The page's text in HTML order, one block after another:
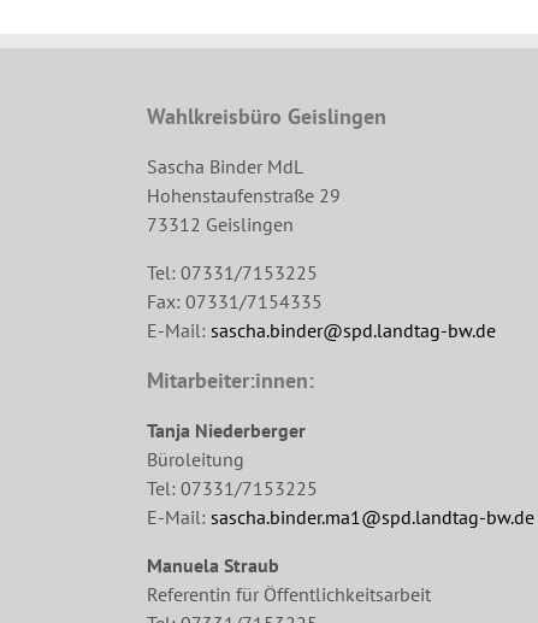
Wahlkreisbüro Geislingen
Sascha Binder MdL
Hohenstaufenstraße 29
73312 Geislingen
Tel: 07331/7153225
Fax: 07331/7154335
E-Mail: sascha.binder@spd.landtag-bw.de
Mitarbeiter:innen:
Tanja Niederberger
Büroleitung
Tel: 07331/7153225
E-Mail: sascha.binder.ma1@spd.landtag-bw.de
Manuela Straub
Referentin für Öffentlichkeitsarbeit